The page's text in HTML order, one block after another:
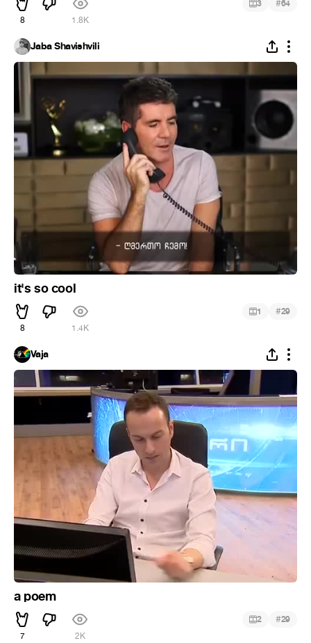
8 1.8K
3 #64
Jaba Shavishvili
it's so cool
8 1.4K
1 #29
Vaja
a poem
7 2K
2 #29